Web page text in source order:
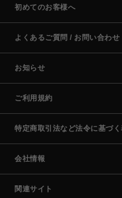
初めてのお客様へ
よくあるご質問 / お問い合わせ
お知らせ
ご利用規約
特定商取引法など法令に基づ
会社情報
関連サイト